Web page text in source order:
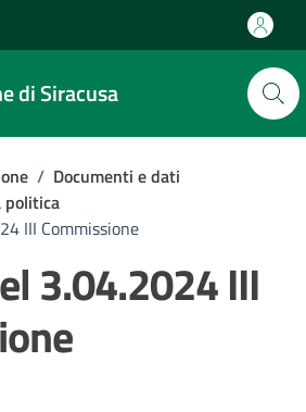
di Siracusa
/ Documenti e dati
politica
III Commissione
3.04.2024 III